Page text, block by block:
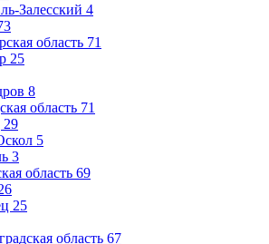
Залесский 4
область 71
25
8
область 71
29
5
3
область 69
25
область 67